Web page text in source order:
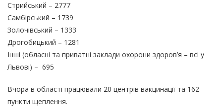
Стрийський – 2777
Самбірський – 1739
Золочівський – 1333
Дрогобицький – 1281
Інші (обласні та приватні заклади охорони здоров’я – всі у
Львові) – 695
Вчора в області працювали 20 центрів вакцинації та 162
пункти щеплення.